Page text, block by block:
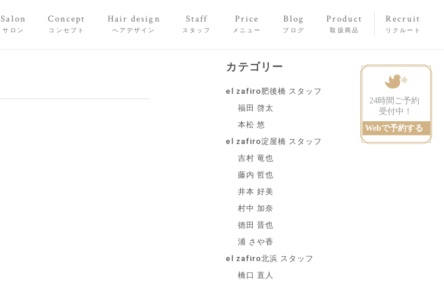
Salon
サロン
Concept
コンセプト
Hair design
ヘアデザイン
Staff
スタッフ
Price
メニュー
Blog
ブログ
Product
取扱商品
Recruit
リクルート
カテゴリー
el zafiro肥後橋 スタッフ
福田 啓太
本松 悠
el zafiro淀屋橋 スタッフ
吉村 竜也
藤内 哲也
井本 好美
村中 加奈
徳田 晋也
浦 さや香
el zafiro北浜 スタッフ
橋口 直人